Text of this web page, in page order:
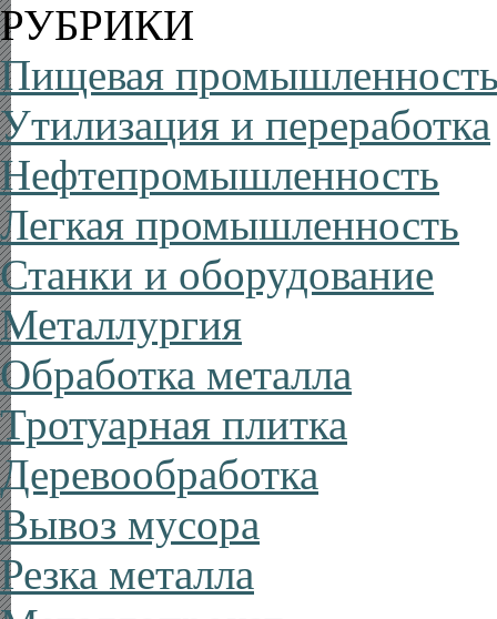
РУБРИКИ
Пищевая
Утилизация и переработка
Нефтепромышленность
Легкая промышленность
Станки и оборудование
Металлургия
Обработка металла
Тротуарная плитка
Деревообработка
Вывоз мусора
Резка металла